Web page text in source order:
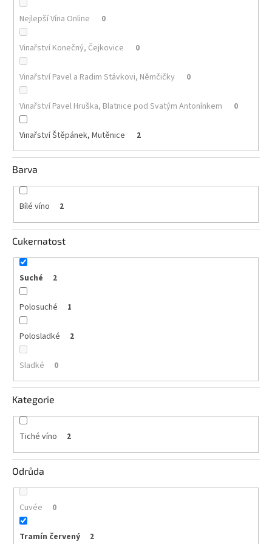
Akční
nabídka
Poslední
láhve
skladem
Cuvée
vína
Klarety
Vína
jakosti
Víno
podle
obsahu
cukru
Dárkové
vína
Delikatesy
vínu
Vývrtky
-
větší
objem
Ostatní
Značky
Přihlášení
Nejlepší Vína Online 0
Vinařství Konečný, Čejkovice 0
Vinařství Pavel a Radim Stávkovi, Němčičky 0
Vinařství Pavel Hruška, Blatnice pod Svatým Antonínkem 0
Vinařství Štěpánek, Mutěnice 2
Barva
Bílé víno 2
Cukernatost
Suché 2
Polosuché 1
Polosladké 2
Sladké 0
Kategorie
Tiché víno 2
Odrůda
Cuvée 0
Tramín červený 2